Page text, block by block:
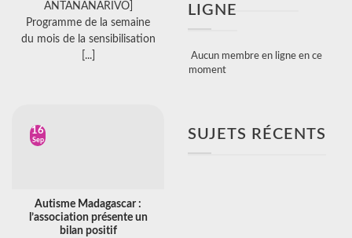
ANTANANARIVO]
Programme de la semaine
du mois de la sensibilisation
[...]
Autisme Madagascar :
l’association présente un
bilan positif
16
Sep
LIGNE
Aucun membre en ligne en ce
moment
SUJETS RÉCENTS